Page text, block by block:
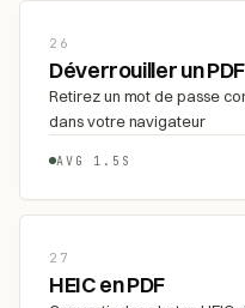
26
Déverrouiller un PDF
Retirez un mot de passe
dans votre navigateur
AVG 1.5S
27
HEIC en PDF